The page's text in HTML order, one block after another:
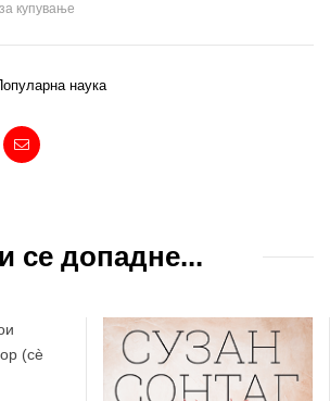
купување
наука
Email
се допадне...